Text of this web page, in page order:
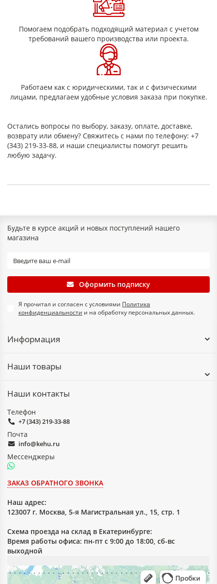
Н
(кгс)
Длина ленты в рулоне м 100
Помогаем подобрать подходящий материал с учетом
требований вашего производства или проекта.
Работаем как с юридическими, так и с физическими
лицами, предлагаем удобные условия заказа при покупке.
Остались вопросы по выбору, заказу, оплате, доставке,
возврату или обмену? Свяжитесь с нами по телефону: +7
(343) 219-33-88, и наши специалисты помогут решить
любую задачу.
Будьте в курсе акций и новых поступлений нашего
магазина
Оформить подписку
Я прочитал и согласен с условиями Политика
конфиденциальности и на обработку персональных данных.
Информация
Наши товары
Наши контакты
Телефон
+7 (343) 219-33-88
Почта
info@kehu.ru
Мессенджеры
ЗАКАЗ ОБРАТНОГО ЗВОНКА
Наш адрес:
123007 г. Москва, 5-я Магистральная ул., 15, стр. 1
Схема проезда на склад в Екатеринбурге:
Время работы офиса: пн-пт с 9:00 до 18:00, сб-вс
выходной